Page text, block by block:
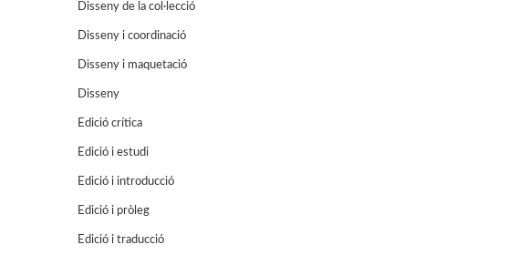
Disseny de la col·lecció
Disseny i coordinació
Disseny i maquetació
Disseny
Edició crítica
Edició i estudi
Edició i introducció
Edició i pròleg
Edició i traducció